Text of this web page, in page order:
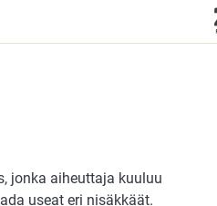
jonka aiheuttaja kuuluu
useat eri nisäkkäät.